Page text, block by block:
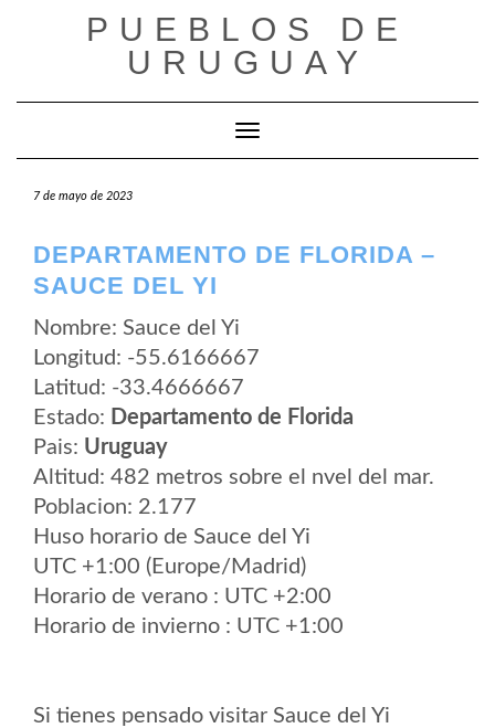
PUEBLOS DE
URUGUAY
Cambiar modo de navegación
7 de mayo de 2023
DEPARTAMENTO DE FLORIDA –
SAUCE DEL YI
Nombre: Sauce del Yi
Longitud: -55.6166667
Latitud: -33.4666667
Estado: Departamento de Florida
Pais: Uruguay
Altitud: 482 metros sobre el nvel del mar.
Poblacion: 2.177
Huso horario de Sauce del Yi
UTC +1:00 (Europe/Madrid)
Horario de verano : UTC +2:00
Horario de invierno : UTC +1:00
Si tienes pensado visitar Sauce del Yi